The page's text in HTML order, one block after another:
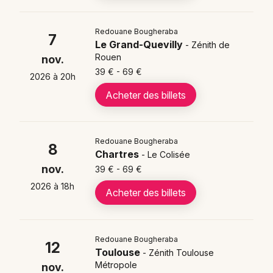
Je m'abonne
Bougheraba confirme son statut d'humoriste majeur
avec ce spectacle qui célèbrel'autodérision et
l'authenticité, dans la pure tradition du stand-up à la
française.
Bougheraba en spectacle en
2025, 2026 et 2027 ?
Redouane Bougheraba présente"Mon Premier
dans de nombreuses villes françaises
Redouane Bougheraba le 05/11/2026 - Arena
Grand Paris - Tremblay-en-France (93)
7
nov.
2026 à 20h
Redouane Bougheraba
Le Grand-Quevilly - Zénith de
Rouen
39 € - 69 €
Acheter des billets
8
nov.
2026 à 18h
Redouane Bougheraba
Chartres - Le Colisée
39 € - 69 €
Acheter des billets
12
nov.
Redouane Bougheraba
Toulouse - Zénith Toulouse
Métropole